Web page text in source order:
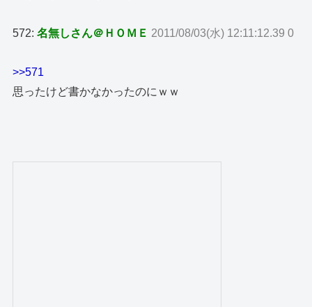
572:名無しさん＠ＨＯＭＥ 2011/08/03(水) 12:11:12.39 0
>>571
思ったけど書かなかったのにｗｗ